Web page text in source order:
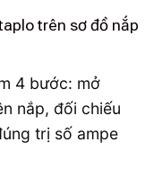
trên sơ đồ nắp
4 bước: mở
nắp, đối chiếu
trị số ampe